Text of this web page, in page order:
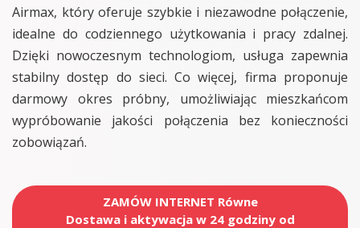
Airmax, który oferuje szybkie i niezawodne połączenie,
idealne do codziennego użytkowania i pracy zdalnej.
Dzięki nowoczesnym technologiom, usługa zapewnia
stabilny dostęp do sieci. Co więcej, firma proponuje
darmowy okres próbny, umożliwiając mieszkańcom
wypróbowanie jakości połączenia bez konieczności
zobowiązań.
ZAMÓW INTERNET Równe
Dostawa i aktywacja w 24 godziny od